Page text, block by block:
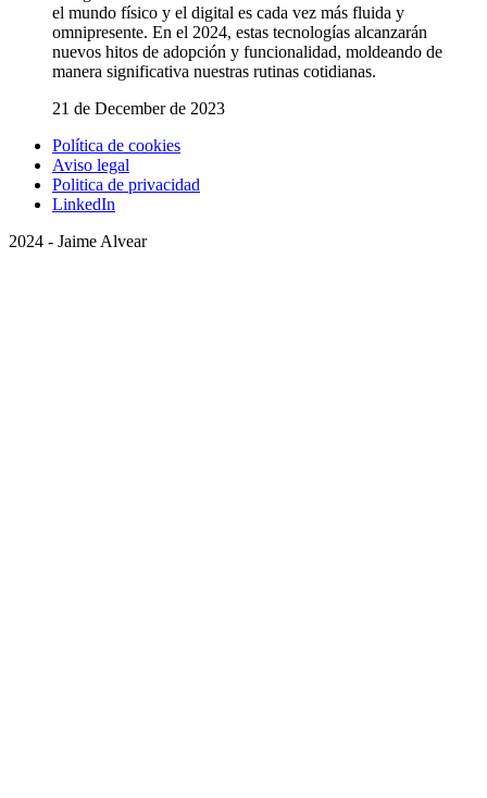
el mundo físico y el digital es cada vez más fluida y
omnipresente. En el 2024, estas tecnologías alcanzarán
nuevos hitos de adopción y funcionalidad, moldeando de
manera significativa nuestras rutinas cotidianas.
21 de December de 2023
Política de cookies
Aviso legal
Politica de privacidad
LinkedIn
2024 - Jaime Alvear